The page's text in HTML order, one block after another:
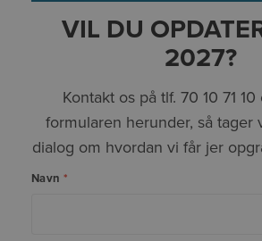
VIL DU
2027?
Kontakt os på tlf. 70 10 71
formularen herunder, så tager
dialog om hvordan vi får jer
Navn *